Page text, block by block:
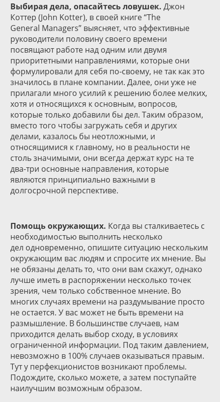
Выбирая дела, опасайтесь ловушек. Джон
Коттер (John Kotter), в своей книге “The
General Managers” выясняет, что эффективные
руководители половину своего времени
посвящают работе над одним или двумя
приоритетными направлениями, которые они
формулировали для себя по-своему, не так как это
значилось в плане компании. Далее, они уже не
прилагали много усилий к решению более мелких,
хотя и относящихся к основным, вопросов,
которые только добавили бы дел. Таким образом,
вместо того чтобы загружать себя и других
делами, казалось бы неотложными, и
относящимися к главному, но в реальности не
столь значимыми, они всегда держат курс на те
два-три основные направления, которые
являются принципиально важными в
долгосрочной перспективе.
Помощь окружающих. Когда вы сталкиваетесь с
необходимостью выполнить несколько
дел одновременно, опишите ситуацию нескольким
окружающим вас людям и спросите их мнение. Вы
не обязаны делать то, что они вам скажут, однако
лучше иметь в распоряжении несколько точек
зрения, чем только собственное мнение. Во
многих случаях времени на раздумывание просто
не остается. У вас может не быть времени на
размышление. В большинстве случаев, нам
приходится делать выбор сходу, в условиях
ограниченной информации. Под таким давлением,
невозможно в 100% случаев оказываться правым.
Тут у перфекционистов возникают проблемы.
Подождите, сколько можете, а затем поступайте
наилучшим возможным образом.